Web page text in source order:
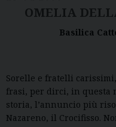
OMELIA
Basilica
Sorelle e fratelli
frasi, per dirci, in questa
storia, l’annuncio più
Nazareno, il Crocifisso.